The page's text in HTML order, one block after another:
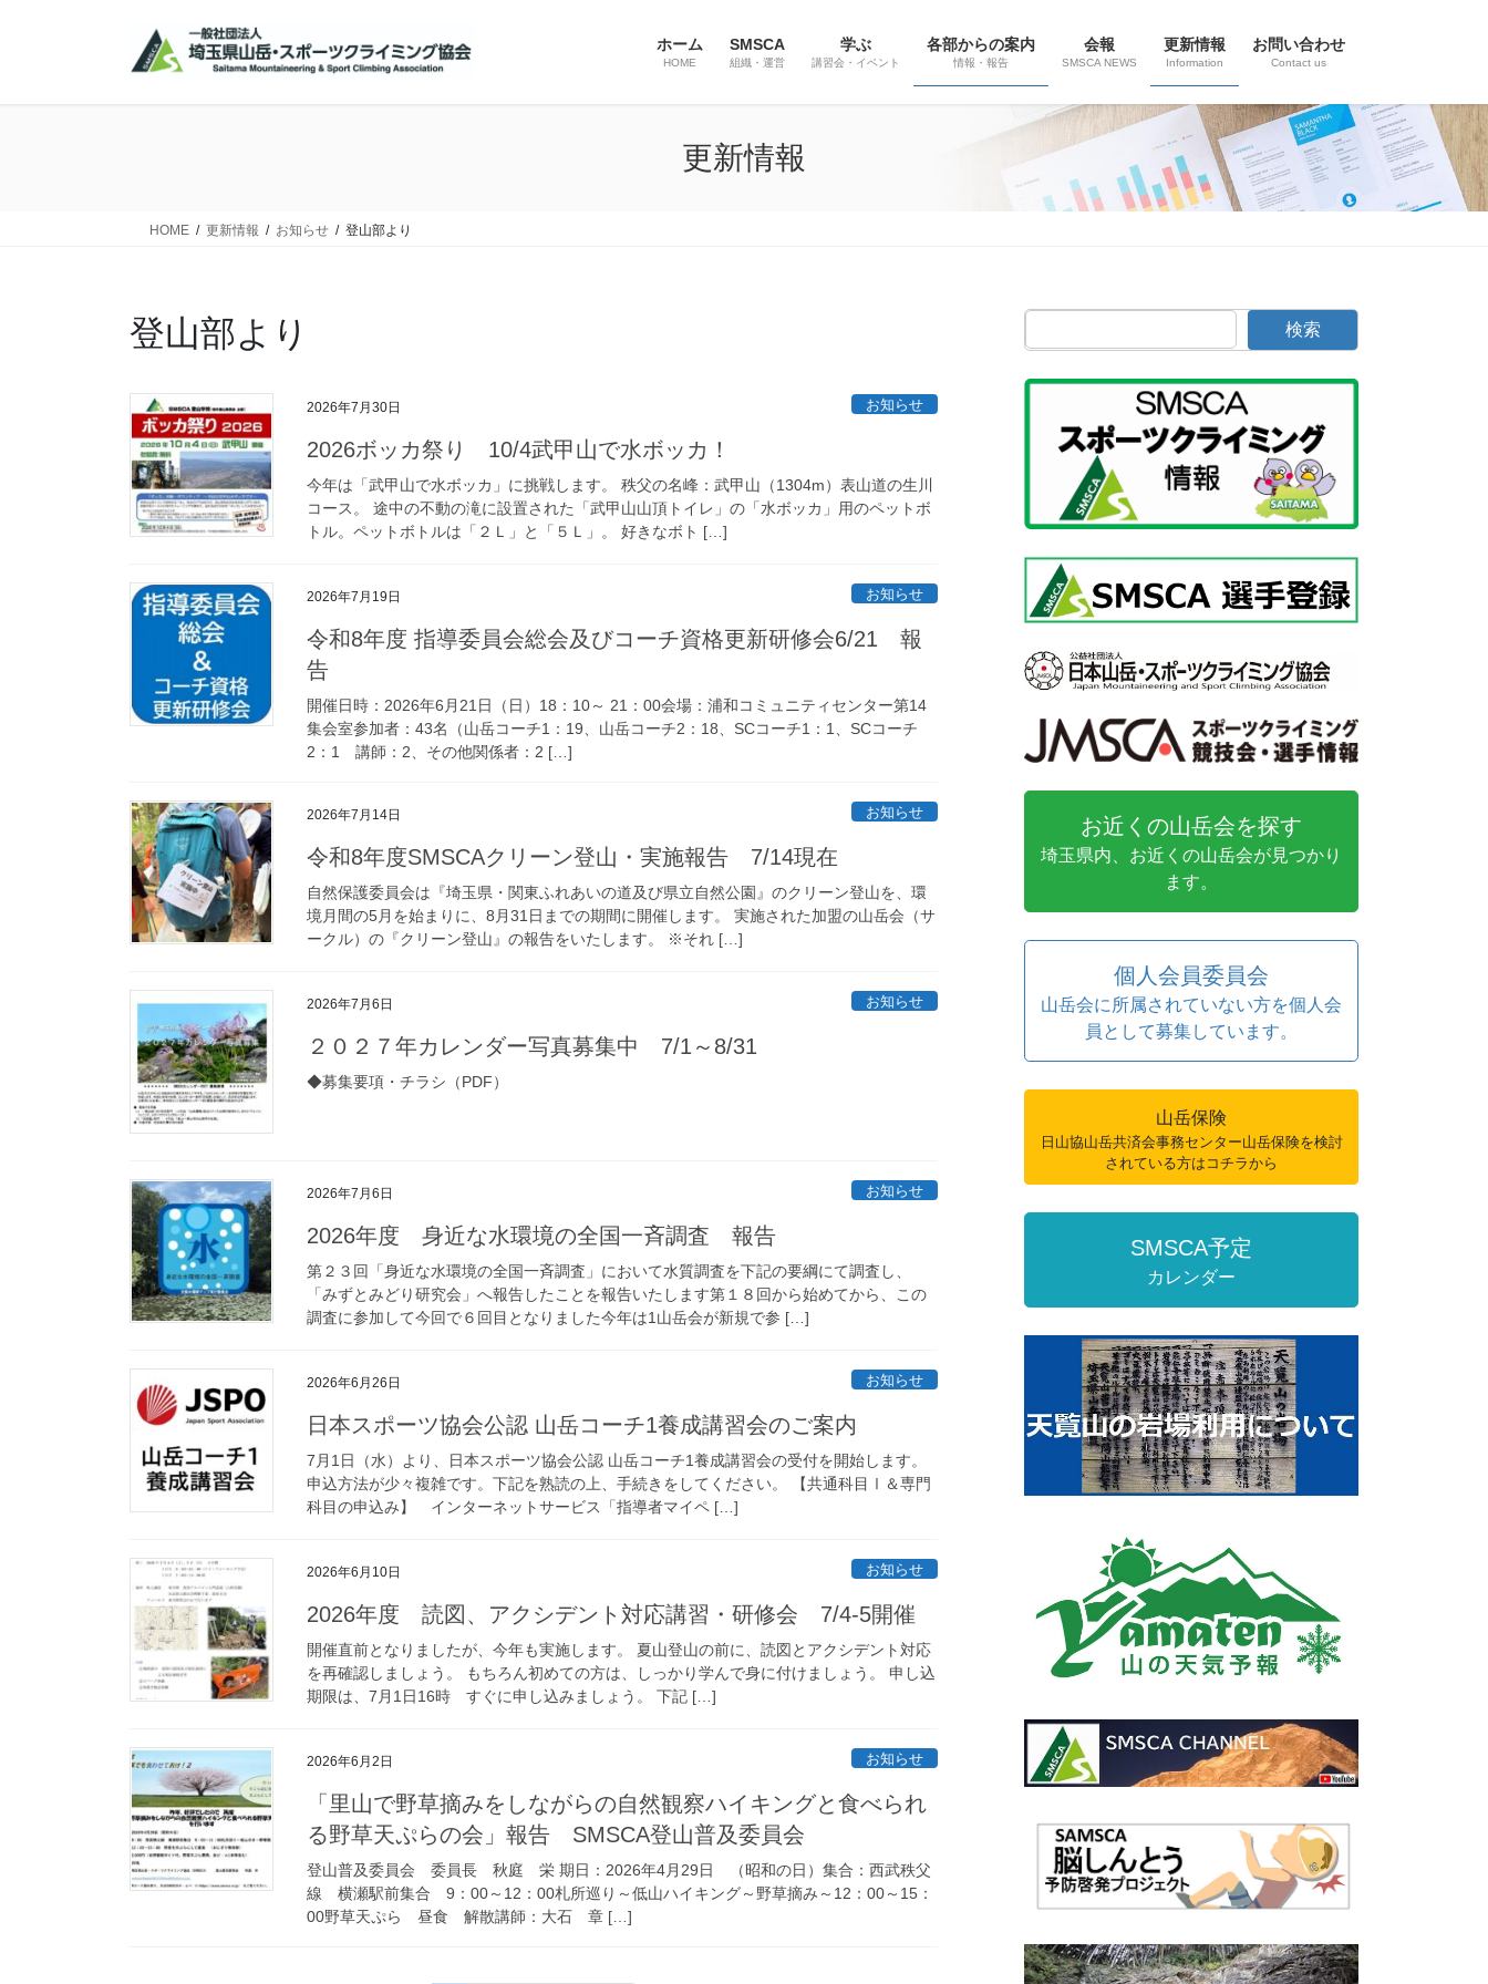
ホーム
HOME
SMSCA
組織・運営
学ぶ
講習会・イベント
各部からの案内
情報・報告
会報
SMSCA NEWS
更新情報
Information
お問い合わせ
Contact us
更新情報
HOME 更新情報 お知らせ 登山部より
登山部より
2026年7月30日 お知らせ
2026ボッカ祭り 10/4武甲山で水ボッカ！
今年は「武甲山で水ボッカ」に挑戦します。 秩父の名峰：武甲山（1304m）表山道の生川
コース。 途中の不動の滝に設置された「武甲山山頂トイレ」の「水ボッカ」用のペットボ
トル。ペットボトルは「２Ｌ」と「５Ｌ」。 好きなボト […]
2026年7月19日 お知らせ
令和8年度 指導委員会総会及びコーチ資格更新研修会6/21 報
告
開催日時：2026年6月21日（日）18：10～ 21：00会場：浦和コミュニティセンター第14
集会室参加者：43名（山岳コーチ1：19、山岳コーチ2：18、SCコーチ1：1、SCコーチ
2：1 講師：2、その他関係者：2 […]
2026年7月14日 お知らせ
令和8年度SMSCAクリーン登山・実施報告 7/14現在
自然保護委員会は『埼玉県・関東ふれあいの道及び県立自然公園』のクリーン登山を、環
境月間の5月を始まりに、8月31日までの期間に開催します。 実施された加盟の山岳会（サ
ークル）の『クリーン登山』の報告をいたします。 ※それ […]
2026年7月6日 お知らせ
２０２７年カレンダー写真募集中 7/1～8/31
◆募集要項・チラシ（PDF）
2026年7月6日 お知らせ
2026年度 身近な水環境の全国一斉調査 報告
第２３回「身近な水環境の全国一斉調査」において水質調査を下記の要綱にて調査し、
「みずとみどり研究会」へ報告したことを報告いたします第１８回から始めてから、この
調査に参加して今回で６回目となりました今年は1山岳会が新規で参 […]
2026年6月26日 お知らせ
日本スポーツ協会公認 山岳コーチ1養成講習会のご案内
7月1日（水）より、日本スポーツ協会公認 山岳コーチ1養成講習会の受付を開始します。
申込方法が少々複雑です。下記を熟読の上、手続きをしてください。 【共通科目Ⅰ＆専門
科目の申込み】 インターネットサービス「指導者マイペ […]
2026年6月10日 お知らせ
2026年度 読図、アクシデント対応講習・研修会 7/4-5開催
開催直前となりましたが、今年も実施します。 夏山登山の前に、読図とアクシデント対応
を再確認しましょう。 もちろん初めての方は、しっかり学んで身に付けましょう。 申し込
期限は、7月1日16時 すぐに申し込みましょう。 下記 […]
2026年6月2日 お知らせ
「里山で野草摘みをしながらの自然観察ハイキングと食べられ
る野草天ぷらの会」報告 SMSCA登山普及委員会
登山普及委員会 委員長 秋庭 栄 期日：2026年4月29日 （昭和の日）集合：西武秩父
線 横瀬駅前集合 9：00～12：00札所巡り～低山ハイキング～野草摘み～12：00～15：
00野草天ぷら 昼食 解散講師：大石 章 […]
検索
お近くの山岳会を探す
埼玉県内、お近くの山岳会が見つかり
ます。
個人会員委員会
山岳会に所属されていない方を個人会
員として募集しています。
山岳保険
日山協山岳共済会事務センター山岳保険を検討
されている方はコチラから
SMSCA予定
カレンダー